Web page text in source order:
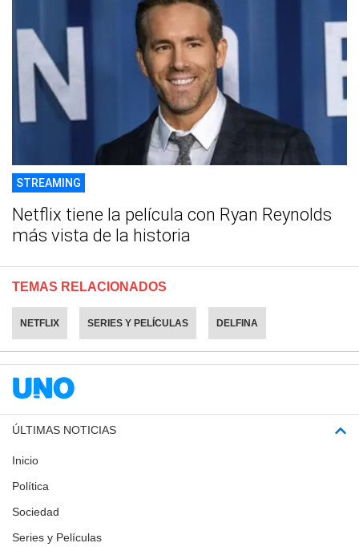
STREAMING
Netflix tiene la película con Ryan Reynolds
más vista de la historia
TEMAS RELACIONADOS
NETFLIX SERIES Y PELÍCULAS DELFINA
ÚLTIMAS NOTICIAS
Inicio
Política
Sociedad
Series y Películas